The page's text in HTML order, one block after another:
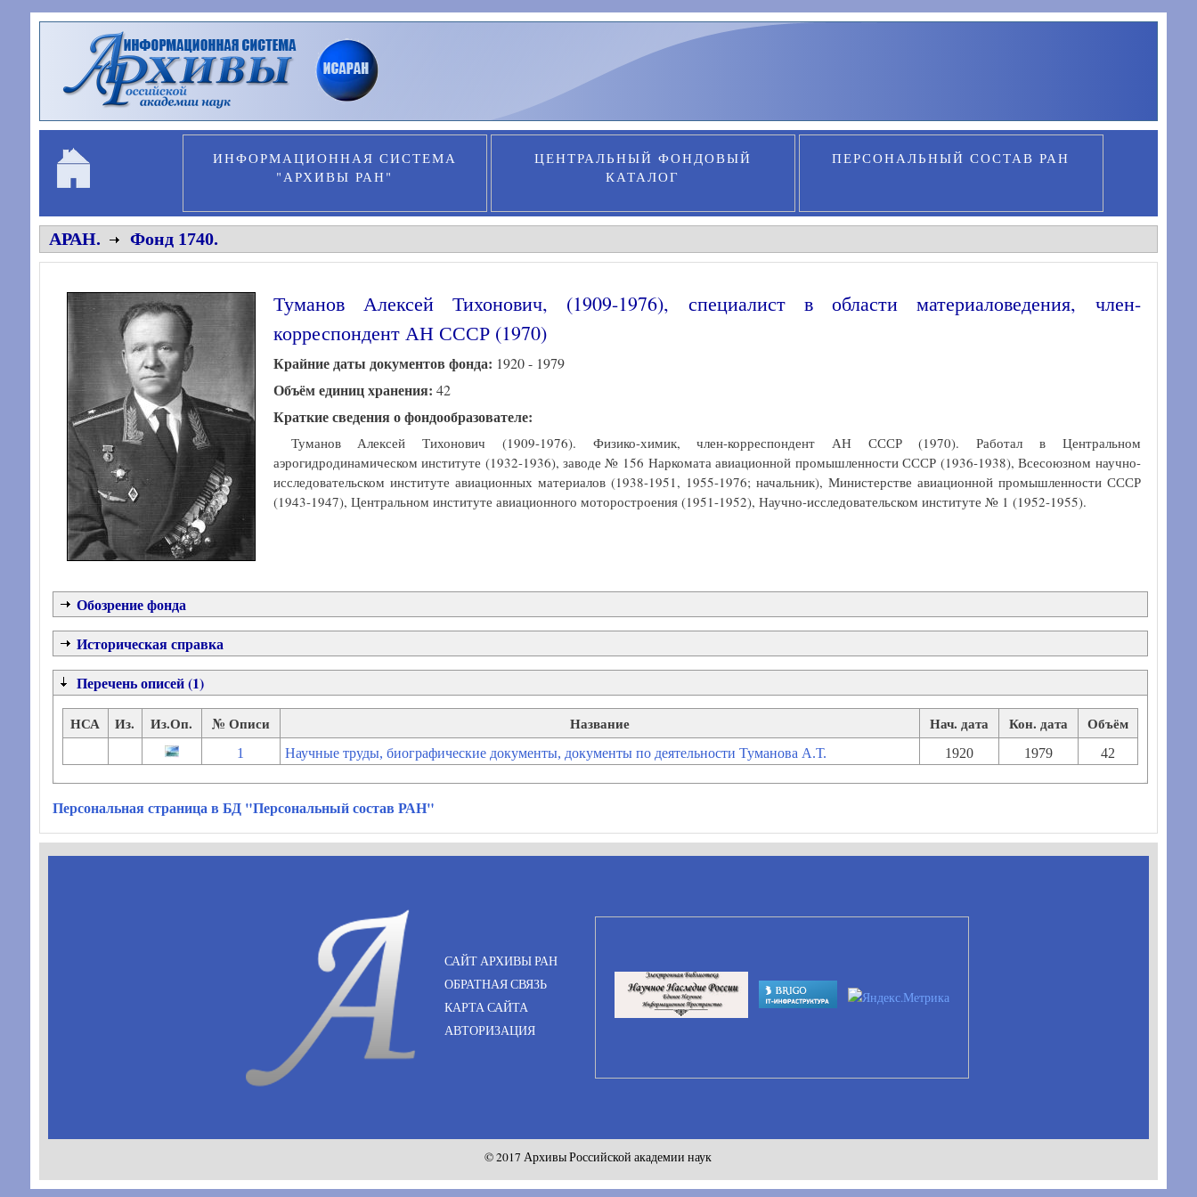
Перейти к основному содержанию
ИНФОРМАЦИОННАЯ СИСТЕМА
"АРХИВЫ РАН"
ЦЕНТРАЛЬНЫЙ ФОНДОВЫЙ
КАТАЛОГ
ПЕРСОНАЛЬНЫЙ СОСТАВ РАН
АРАН. Фонд 1740.
Туманов Алексей Тихонович, (1909-1976), специалист в области материаловедения, член-
корреспондент АН СССР (1970)
Крайние даты документов фонда: 1920 - 1979
Объём единиц хранения: 42
Краткие сведения о фондообразователе:
Туманов Алексей Тихонович (1909-1976). Физико-химик, член-корреспондент АН СССР (1970). Работал в Центральном
аэрогидродинамическом институте (1932-1936), заводе № 156 Наркомата авиационной промышленности СССР (1936-1938), Всесоюзном научно-
исследовательском институте авиационных материалов (1938-1951, 1955-1976; начальник), Министерстве авиационной промышленности СССР
(1943-1947), Центральном институте авиационного моторостроения (1951-1952), Научно-исследовательском институте № 1 (1952-1955).
Обозрение фонда
Историческая справка
Перечень описей (1)
НСА Из. Из.Оп. № Описи Название Нач. дата Кон. дата Объём
1 Научные труды, биографические документы, документы по деятельности Туманова А.Т. 1920 1979 42
Персональная страница в БД "Персональный состав РАН"
САЙТ АРХИВЫ РАН
ОБРАТНАЯ СВЯЗЬ
КАРТА САЙТА
АВТОРИЗАЦИЯ
© 2017 Архивы Российской академии наук